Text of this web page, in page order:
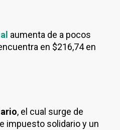
aumenta de a pocos
en $216,74 en
, el cual surge de
impuesto solidario y un